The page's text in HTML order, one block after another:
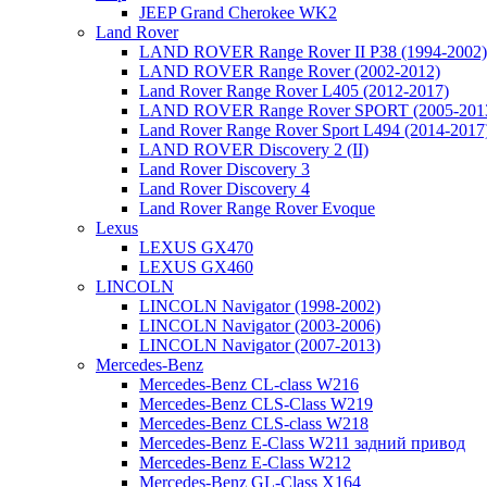
JEEP Grand Cherokee WK2
Land Rover
LAND ROVER Range Rover II P38 (1994-2002)
LAND ROVER Range Rover (2002-2012)
Land Rover Range Rover L405 (2012-2017)
LAND ROVER Range Rover SPORT (2005-
Land Rover Range Rover Sport L494 (2014-
LAND ROVER Discovery 2 (II)
Land Rover Discovery 3
Land Rover Discovery 4
Land Rover Range Rover Evoque
Lexus
LEXUS GX470
LEXUS GX460
LINCOLN
LINCOLN Navigator (1998-2002)
LINCOLN Navigator (2003-2006)
LINCOLN Navigator (2007-2013)
Mercedes-Benz
Mercedes-Benz CL-class W216
Mercedes-Benz CLS-Class W219
Mercedes-Benz CLS-class W218
Mercedes-Benz E-Class W211 задний привод
Mercedes-Benz E-Class W212
Mercedes-Benz GL-Class X164